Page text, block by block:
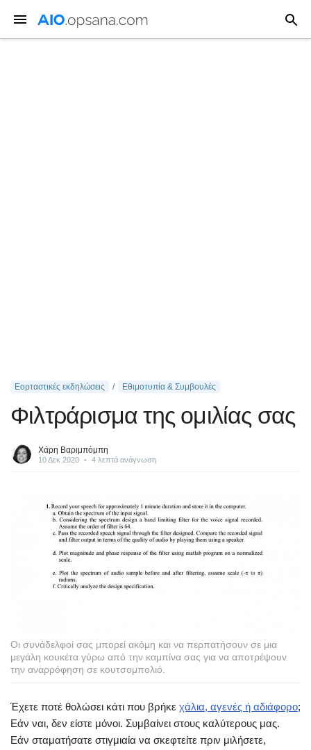
Εορταστικές εκδηλώσεις Εθιμοτυπία & Συμβουλές
Φιλτράρισμα της ομιλίας σας
Χάρη Βαριμπόμπη
10 Δεκ 2020 • 4 λεπτά ανάγνωση
Οι συνάδελφοί σας μπορεί ακόμη και να περπατήσουν σε μια
μεγάλη κουκέτα γύρω από την καμπίνα σας για να αποτρέψουν
την αναρρόφηση σε κουτσομπολιό.
Έχετε ποτέ θολώσει κάτι που βρήκε χάλια, αγενές ή αδιάφορο;
Εάν ναι, δεν είστε μόνοι. Συμβαίνει στους καλύτερους μας.
Εάν σταματήσατε στιγμιαία να σκεφτείτε πριν μιλήσετε,